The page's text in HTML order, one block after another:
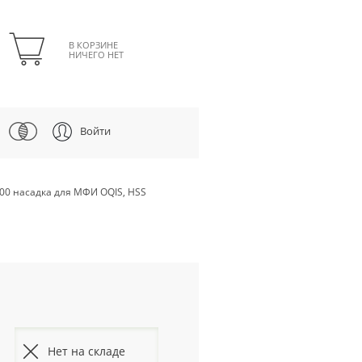
В КОРЗИНЕ
НИЧЕГО НЕТ
Войти
насадка для МФИ OQIS, HSS
Нет на складе